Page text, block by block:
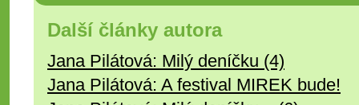
Další články autora
Jana Pilátová: Milý deníčku (4)
Jana Pilátová: A festival MIREK bude!